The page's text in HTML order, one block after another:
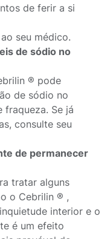
de ferir a si
seu médico.
de sódio no
® pode
de sódio no
fraqueza. Se já
consulte seu
de permanecer
tratar alguns
o Cebrilin ® ,
interior e o
é um efeito